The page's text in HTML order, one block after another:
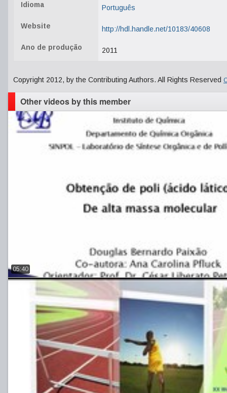
Idioma Português
Website http://hdl.handle.net/10183/40608
Ano de produção 2011
Copyright 2012, by the Contributing Authors. All Rights Reserved
Other videos by this member
05:40